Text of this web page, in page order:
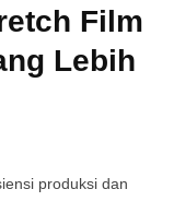
Film
Lebih
produksi dan